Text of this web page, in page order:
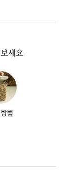
세요
법